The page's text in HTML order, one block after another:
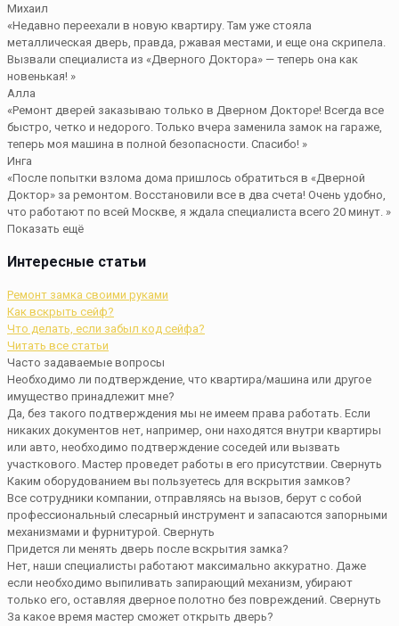
Михаил
«Недавно переехали в новую квартиру. Там уже стояла
металлическая дверь, правда, ржавая местами, и еще она скрипела.
Вызвали специалиста из «Дверного Доктора» — теперь она как
новенькая! »
Алла
«Ремонт дверей заказываю только в Дверном Докторе! Всегда все
быстро, четко и недорого. Только вчера заменила замок на гараже,
теперь моя машина в полной безопасности. Спасибо! »
Инга
«После попытки взлома дома пришлось обратиться в «Дверной
Доктор» за ремонтом. Восстановили все в два счета! Очень удобно,
что работают по всей Москве, я ждала специалиста всего 20 минут. »
Показать ещё
Интересные статьи
Ремонт замка своими руками
Как вскрыть сейф?
Что делать, если забыл код сейфа?
Читать все статьи
Часто задаваемые вопросы
Необходимо ли подтверждение, что квартира/машина или другое
имущество принадлежит мне?
Да, без такого подтверждения мы не имеем права работать. Если
никаких документов нет, например, они находятся внутри квартиры
или авто, необходимо подтверждение соседей или вызвать
участкового. Мастер проведет работы в его присутствии. Свернуть
Каким оборудованием вы пользуетесь для вскрытия замков?
Все сотрудники компании, отправляясь на вызов, берут с собой
профессиональный слесарный инструмент и запасаются запорными
механизмами и фурнитурой. Свернуть
Придется ли менять дверь после вскрытия замка?
Нет, наши специалисты работают максимально аккуратно. Даже
если необходимо выпиливать запирающий механизм, убирают
только его, оставляя дверное полотно без повреждений. Свернуть
За какое время мастер сможет открыть дверь?